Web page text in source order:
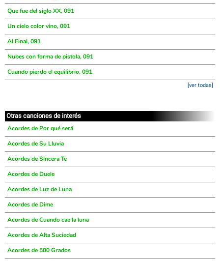
Que fue del siglo XX, 091
Un cielo color vino, 091
Al Final, 091
Nubes con forma de pistola, 091
Cuando pierdo el equilibrio, 091
[ver todas]
Otras canciones de interés
Acordes de Por qué será
Acordes de Su Lluvia
Acordes de Sincera Te
Acordes de Duele
Acordes de Luz de Luna
Acordes de Dime
Acordes de Cuando cae la luna
Acordes de Alta Suciedad
Acordes de 500 Grados